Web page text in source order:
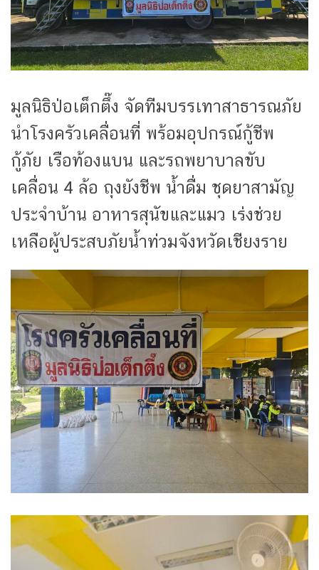
มูลนิธิป่อเต็กตึ๊ง จัดทีมบรรเทาสาธารณภัย
นำโรงครัวเคลื่อนที่ พร้อมอุปกรณ์กู้ชีพ
กู้ภัย เรือท้องแบน และรถพยาบาลขับ
เคลื่อน 4 ล้อ ถุงยังชีพ น้ำดื่ม ชุดยาสามัญ
ประจำบ้าน อาหารสุนัขและแมว เร่งช่วย
เหลือผู้ประสบภัยน้ำท่วมจังหวัดเชียงราย